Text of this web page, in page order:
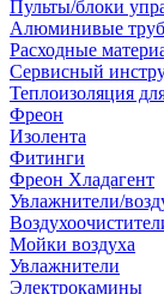
Пульты/блоки
Алюминивые
Расходные
Сервисный
Теплоизоляция
Фреон
Изолента
Фитинги
Фреон Хладагент
Увлажнители/
Мойки воздуха
Увлажнители
Электрокамины